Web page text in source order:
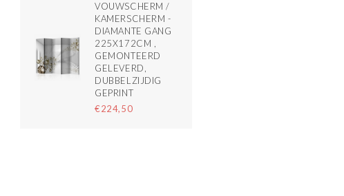
VOUWSCHERM /
KAMERSCHERM -
DIAMANTE GANG
225X172CM ,
GEMONTEERD
GELEVERD,
DUBBELZIJDIG
GEPRINT
€224,50